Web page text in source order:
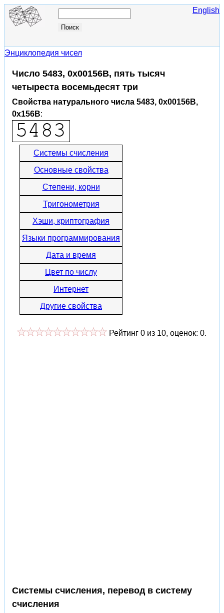
English
Энциклопедия чисел
Число 5483, 0x00156B, пять тысяч
четыреста восемьдесят три
Свойства натурального числа 5483, 0x00156B,
0x156B:
Системы счисления
Основные свойства
Степени, корни
Тригонометрия
Хэши, криптография
Языки программирования
Дата и время
Цвет по числу
Интернет
Другие свойства
Рейтинг 0 из 10, оценок: 0.
Системы счисления, перевод в систему
счисления